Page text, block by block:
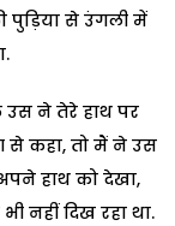
पुड़िया से उंगली में
ने तेरे हाथ पर
से कहा, तो मैं ने उस
हाथ को देखा,
नहीं दिख रहा था.